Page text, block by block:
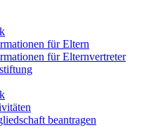
für Eltern
für Elternvertreter
beantragen